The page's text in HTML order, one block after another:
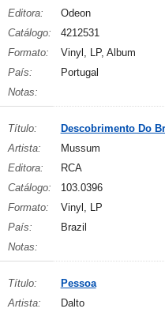
Editora:
Odeon
Catálogo:
4212531
Formato:
Vinyl, LP, Album
País:
Portugal
Notas:
Título:
Descobrimento Do
Artista:
Mussum
Editora:
RCA
Catálogo:
103.0396
Formato:
Vinyl, LP
País:
Brazil
Notas:
Título:
Pessoa
Artista:
Dalto